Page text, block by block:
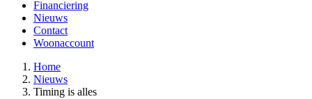
Financiering
Nieuws
Contact
Woonaccount
Home
Nieuws
Timing is alles